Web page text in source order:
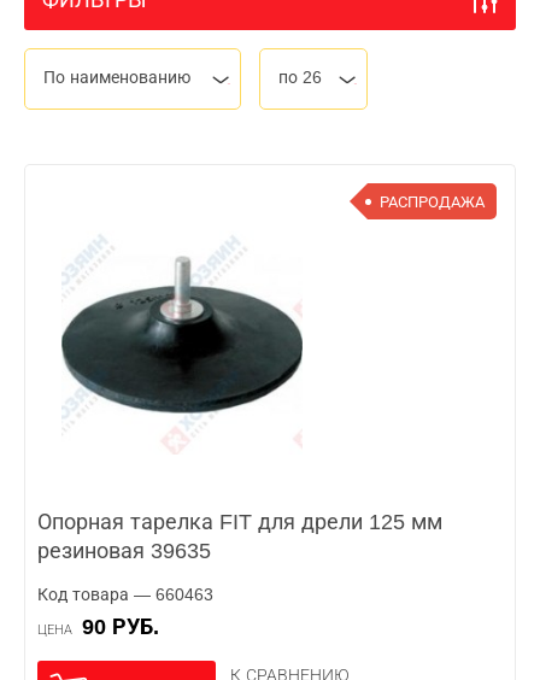
По наименованию по 26
РАСПРОДАЖА
Опорная тарелка FIT для дрели 125 мм
резиновая 39635
Код товара — 660463
ЦЕНА 90 РУБ.
К СРАВНЕНИЮ